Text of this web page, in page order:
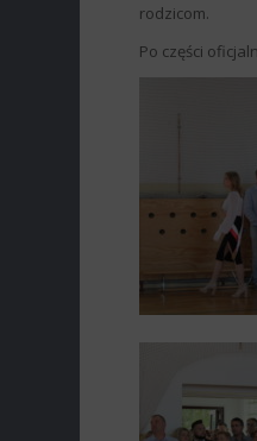
rodzicom.
Po części